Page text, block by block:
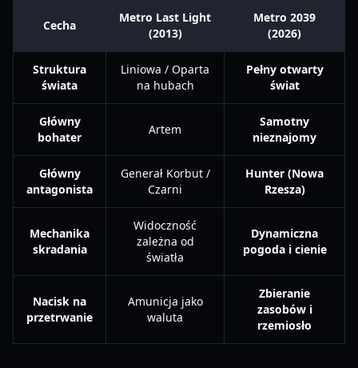
Cecha
Metro Last Light
(2013)
Metro 2039
(2026)
Struktura
świata
Liniowa / Oparta
na hubach
Pełny otwarty
świat
Główny
bohater
Artem
Samotny
nieznajomy
Główny
antagonista
Generał Korbut /
Czarni
Hunter (Nowa
Rzesza)
Mechanika
skradania
Widoczność
zależna od
światła
Dynamiczna
pogoda i cienie
Nacisk na
przetrwanie
Amunicja jako
waluta
Zbieranie
zasobów i
rzemiosło